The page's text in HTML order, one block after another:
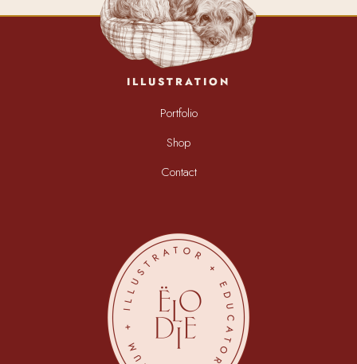
ILLUSTRATION
Portfolio
Shop
Contact